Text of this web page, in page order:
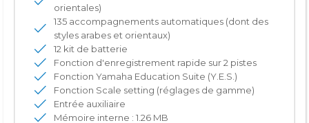
orientales)
135 accompagnements automatiques (dont des
styles arabes et orientaux)
12 kit de batterie
Fonction d'enregistrement rapide sur 2 pistes
Fonction Yamaha Education Suite (Y.E.S.)
Fonction Scale setting (réglages de gamme)
Entrée auxiliaire
Mémoire interne : 1.26 MB